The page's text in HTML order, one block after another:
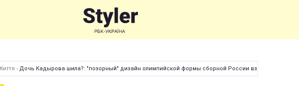
› Дочь Кадырова шила?: "позорный" дизайн олимпийской формы сборной России взбесил сеть